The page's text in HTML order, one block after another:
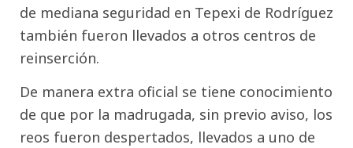
de mediana seguridad en Tepexi de Rodríguez
también fueron llevados a otros centros de
reinserción.
De manera extra oficial se tiene conocimiento
de que por la madrugada, sin previo aviso, los
reos fueron despertados, llevados a uno de